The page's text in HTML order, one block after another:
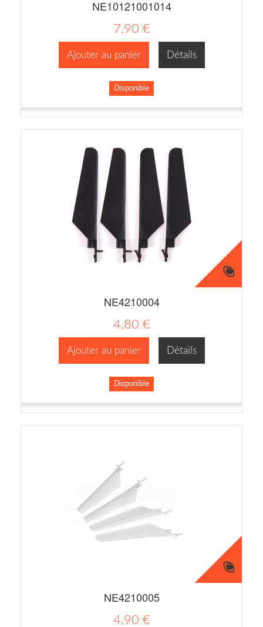
NE10121001014
7,90 €
Ajouter au panier Détails
Disponible
NE4210004
4,80 €
Ajouter au panier Détails
Disponible
NE4210005
4,90 €